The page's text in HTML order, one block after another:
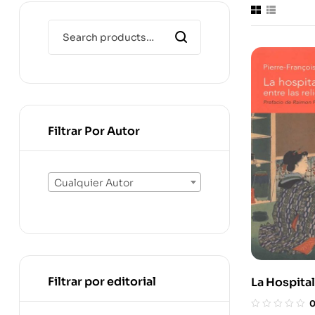
La
Entre Las
0
Filtrar Por Autor
Cualquier Autor
Filtrar por editorial